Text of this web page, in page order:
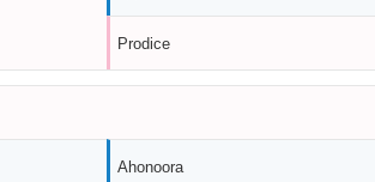
Prodice
Ahonoora